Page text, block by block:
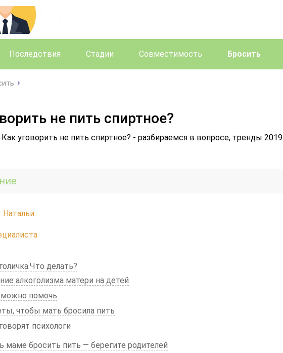
Последствия Стадии Совместимость Бросить
не пить спиртное?
уговорить не пить спиртное? - разбираемся в вопросе, тренды 2019
Натальи
делать?
алкоголизма матери на детей
помочь
чтобы мать бросила пить
психологи
маме бросить пить — берегите родителей